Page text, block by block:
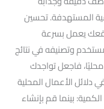
المستهدفة. تحسين
يعمل بسرعة
وتصنيفه في نتائج
فاجعل تواجدك
دلائل الأعمال المحلية
بينما قم بإنشاء